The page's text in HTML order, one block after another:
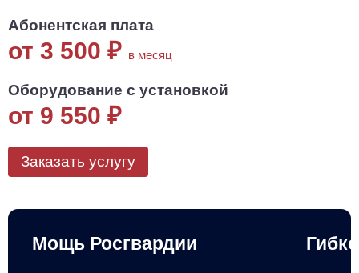
Абонентская плата
от 3 500 ₽ в месяц
Оборудование с установкой
от 9 550 ₽
Заказать услугу
Мощь Росгвардии